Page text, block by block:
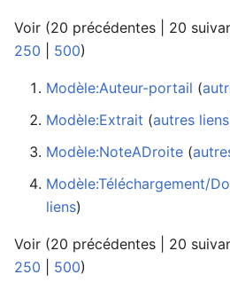
Voir (20 précédentes 20
250
500)
Modèle:Auteur-portail ‏‎ (
Modèle:Extrait ‏‎ (autres liens
Modèle:NoteADroite ‏‎ (
Modèle:Téléchargement/
liens)
Voir (20 précédentes 20
250
500)